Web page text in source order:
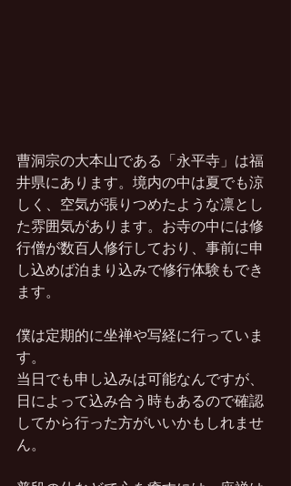
曹洞宗の大本山である「永平寺」は福
井県にあります。境内の中は夏でも涼
しく、空気が張りつめたような凛とし
た雰囲気があります。お寺の中には修
行僧が数百人修行しており、事前に申
し込めば泊まり込みで修行体験もでき
ます。
僕は定期的に坐禅や写経に行っていま
す。
当日でも申し込みは可能なんですが、
日によって込み合う時もあるので確認
してから行った方がいいかもしれませ
ん。